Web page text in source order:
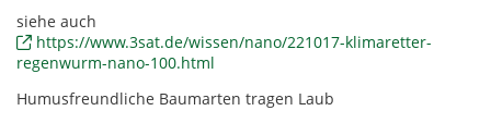
siehe auch
https://www.3sat.de/wissen/nano/221017-klimaretter-
regenwurm-nano-100.html
Humusfreundliche Baumarten tragen Laub